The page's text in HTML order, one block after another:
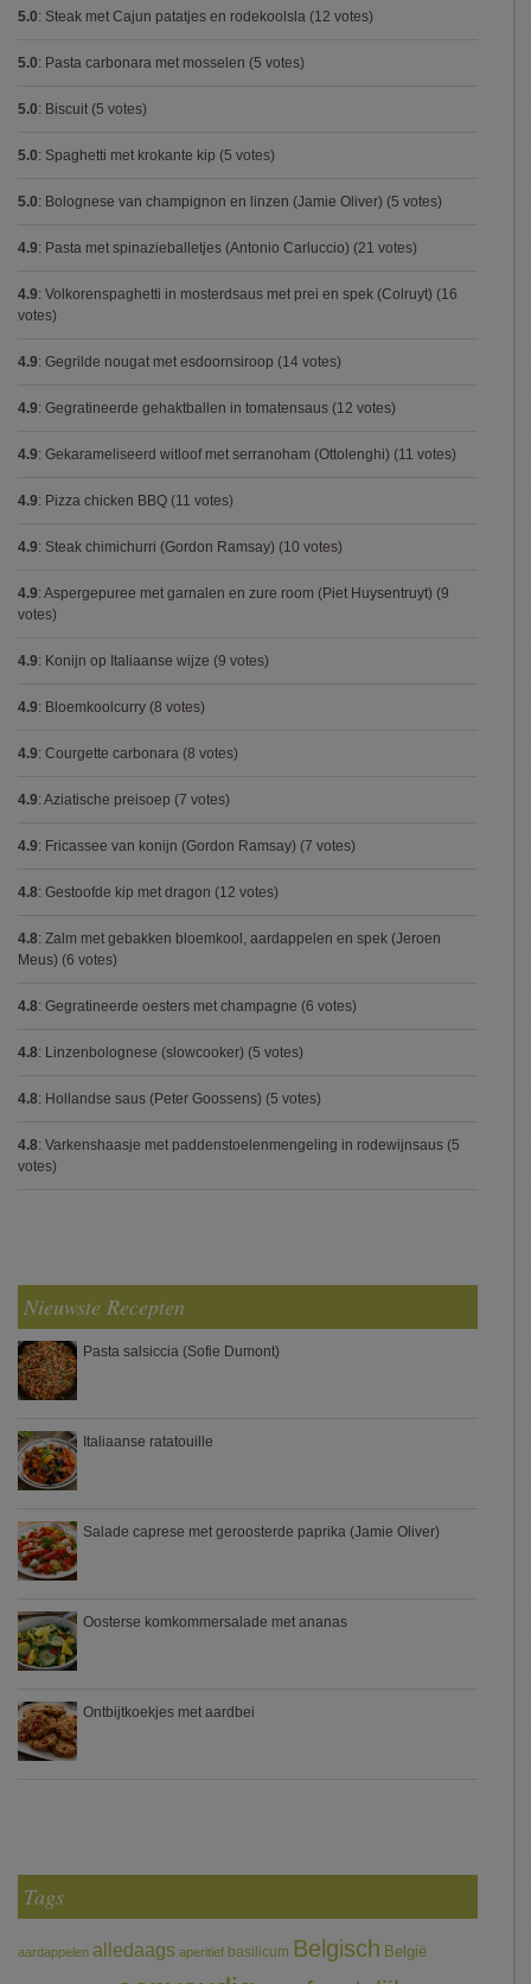
5.0: Steak met Cajun patatjes en rodekoolsla (12 votes)
5.0: Pasta carbonara met mosselen (5 votes)
5.0: Biscuit (5 votes)
5.0: Spaghetti met krokante kip (5 votes)
5.0: Bolognese van champignon en linzen (Jamie Oliver) (5 votes)
4.9: Pasta met spinazieballetjes (Antonio Carluccio) (21 votes)
4.9: Volkorenspaghetti in mosterdsaus met prei en spek (Colruyt) (16
votes)
4.9: Gegrilde nougat met esdoornsiroop (14 votes)
4.9: Gegratineerde gehaktballen in tomatensaus (12 votes)
4.9: Gekarameliseerd witloof met serranoham (Ottolenghi) (11 votes)
4.9: Pizza chicken BBQ (11 votes)
4.9: Steak chimichurri (Gordon Ramsay) (10 votes)
4.9: Aspergepuree met garnalen en zure room (Piet Huysentruyt) (9
votes)
4.9: Konijn op Italiaanse wijze (9 votes)
4.9: Bloemkoolcurry (8 votes)
4.9: Courgette carbonara (8 votes)
4.9: Aziatische preisoep (7 votes)
4.9: Fricassee van konijn (Gordon Ramsay) (7 votes)
4.8: Gestoofde kip met dragon (12 votes)
4.8: Zalm met gebakken bloemkool, aardappelen en spek (Jeroen
Meus) (6 votes)
4.8: Gegratineerde oesters met champagne (6 votes)
4.8: Linzenbolognese (slowcooker) (5 votes)
4.8: Hollandse saus (Peter Goossens) (5 votes)
4.8: Varkenshaasje met paddenstoelenmengeling in rodewijnsaus (5
votes)
Nieuwste Recepten
Pasta salsiccia (Sofie Dumont)
Italiaanse ratatouille
Salade caprese met geroosterde paprika (Jamie Oliver)
Oosterse komkommersalade met ananas
Ontbijtkoekjes met aardbei
Tags
aardappelen alledaags aperitief basilicum Belgisch België